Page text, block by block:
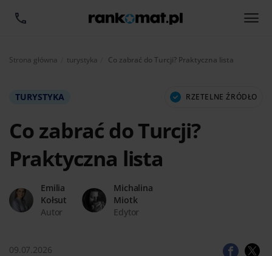
Strona główna turystyka Aktualnie:
Co zabrać do Turcji? Praktyczna lista
TURYSTYKA RZETELNE ŹRÓDŁO
Co zabrać do Turcji?
Praktyczna lista
Emilia
Kołsut
Autor
Michalina
Miotk
Edytor
09.07.2026